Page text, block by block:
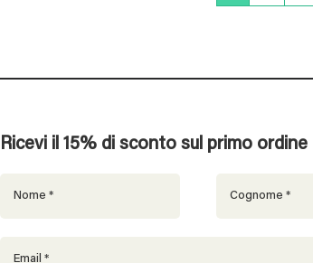
Ricevi il 15% di sconto sul primo ordine